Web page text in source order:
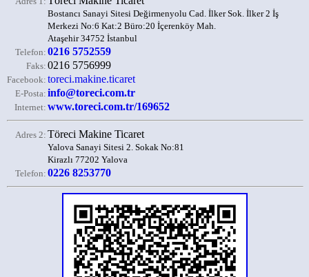
Bostancı Sanayi Sitesi Değirmenyolu Cad. İlker Sok. İlker 2 İş
Merkezi No:6 Kat:2 Büro:20 İçerenköy Mah.
Ataşehir 34752 İstanbul
Telefon: 0216 5752559
Faks: 0216 5756999
Facebook: toreci.makine.ticaret
E-Posta: info@toreci.com.tr
Internet: www.toreci.com.tr/169652
Adres 2: Töreci Makine Ticaret
Yalova Sanayi Sitesi 2. Sokak No:81
Kirazlı 77202 Yalova
Telefon: 0226 8253770